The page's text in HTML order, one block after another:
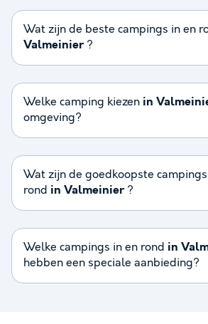
Wat zijn de beste campings in en
Valmeinier?
Welke camping kiezen in
omgeving?
Wat zijn de goedkoopste
rond in Valmeinier?
Welke campings in en rond in
hebben een speciale aanbieding?